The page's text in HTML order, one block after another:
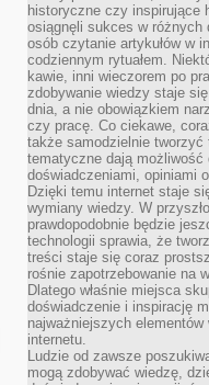
historyczne czy inspirujące
osiągnęli sukces w różnych
osób czytanie artykułów w
codziennym rytuałem.
kawie, inni wieczorem po
zdobywanie wiedzy staje
dnia, a nie obowiązkiem
czy pracę. Co ciekawe,
także samodzielnie
tematyczne dają możliwość
doświadczeniami, opiniami
Dzięki temu internet staje
wymiany wiedzy. W
prawdopodobnie będzie
technologii sprawia, że
treści staje się coraz
rośnie zapotrzebowanie na
Dlatego właśnie miejsca
doświadczenie i inspirację
najważniejszych elementów
internetu.
Ludzie od zawsze
mogą zdobywać wiedzę,